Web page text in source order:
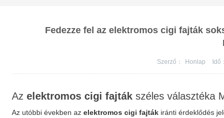
Fedezze fel az elektromos cigi fajták
Szerző： Honlap Idő：
Azelektromos cigi fajták széles választéka
Az utóbbi években azelektromos cigi fajták iránti érdeklődés